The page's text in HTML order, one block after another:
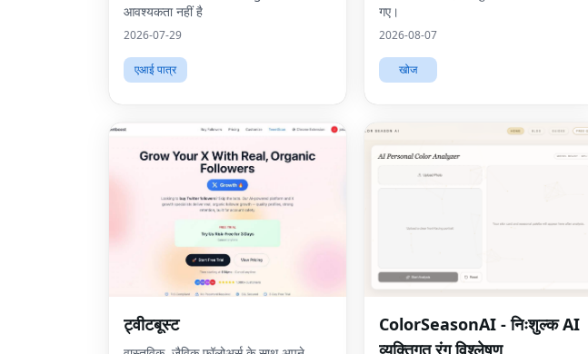
आवश्यकता नहीं है
2026-07-29
एआई पात्र
गए।
2026-08-07
खोज
ट्वीटबूस्ट
ColorSeasonAI - निःशुल्क AI
व्यक्तिगत रंग विश्लेषण